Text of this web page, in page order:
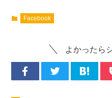
Facebook
よかったら